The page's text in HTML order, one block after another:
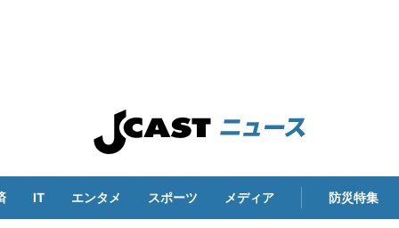
IT エンタメ スポーツ メディア 防災特集